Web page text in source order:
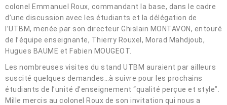
colonel Emmanuel Roux, commandant la base, dans le cadre
d’une discussion avec les étudiants et la délégation de
l’UTBM, menée par son directeur Ghislain MONTAVON, entouré
de l’équipe enseignante, Thierry Rouxel, Morad Mahdjoub,
Hugues BAUME et Fabien MOUGEOT.
Les nombreuses visites du stand UTBM auraient par ailleurs
suscité quelques demandes…à suivre pour les prochains
étudiants de l’unité d’enseignement “qualité perçue et style”.
Mille mercis au colonel Roux de son invitation qui nous a